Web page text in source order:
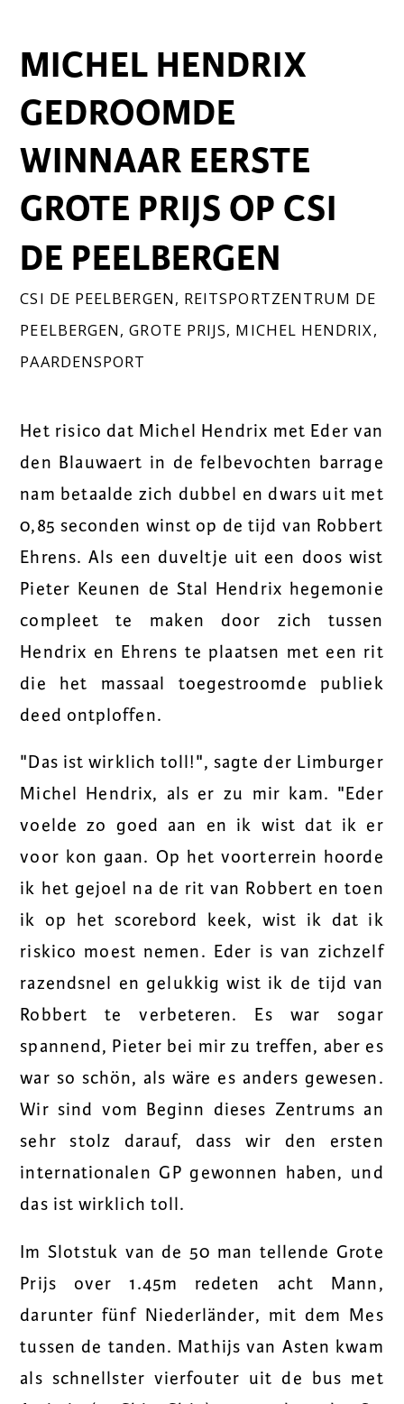
MICHEL HENDRIX
GEDROOMDE
WINNAAR EERSTE
GROTE PRIJS OP CSI
DE PEELBERGEN
CSI DE PEELBERGEN, REITSPORTZENTRUM DE
PEELBERGEN,GROTE PRIJS, MICHEL HENDRIX,
PAARDENSPORT
Het risico dat Michel Hendrix met Eder van
den Blauwaert in de felbevochten barrage
nam betaalde zich dubbel en dwars uit met
0,85 seconden winst op de tijd van Robbert
Ehrens. Als een duveltje uit een doos wist
Pieter Keunen de Stal Hendrix hegemonie
compleet te maken door zich tussen
Hendrix en Ehrens te plaatsen met een rit
die het massaal toegestroomde publiek
deed ontploffen.
"Das ist wirklich toll!", sagte der Limburger
Michel Hendrix, als er zu mir kam. "Eder
voelde zo goed aan en ik wist dat ik er
voor kon gaan. Op het voorterrein hoorde
ik het gejoel na de rit van Robbert en toen
ik op het scorebord keek, wist ik dat ik
riskico moest nemen. Eder is van zichzelf
razendsnel en gelukkig wist ik de tijd van
Robbert te verbeteren. Es war sogar
spannend, Pieter bei mir zu treffen, aber es
war so schön, als wäre es anders gewesen.
Wir sind vom Beginn dieses Zentrums an
sehr stolz darauf, dass wir den ersten
internationalen GP gewonnen haben, und
das ist wirklich toll.
Im Slotstuk van de 50 man tellende Grote
Prijs over 1.45m redeten acht Mann,
darunter fünf Niederländer, mit dem Mes
tussen de tanden. Mathijs van Asten kwam
als schnellster vierfouter uit de bus met